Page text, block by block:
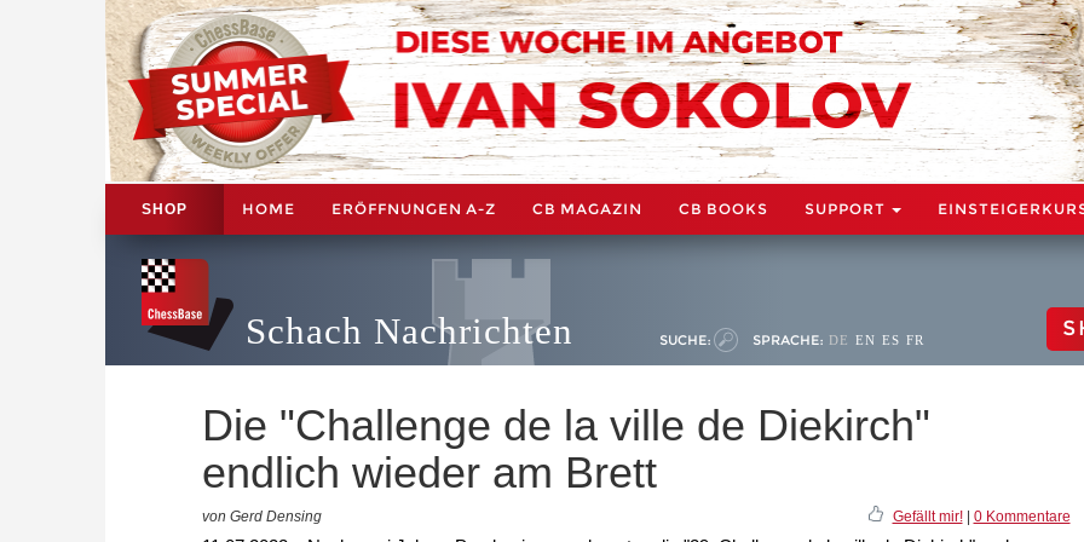
SHOP HOME ERÖFFNUNGEN A-Z CB MAGAZIN CB BOOKS SUPPORT
Schach Nachrichten SUCHE: SPRACHE: DE EN ES FR
Die "Challenge de la ville de Diekirch"
endlich wieder am Brett
von Gerd Densing Gefällt mir!| 0 Kommentare